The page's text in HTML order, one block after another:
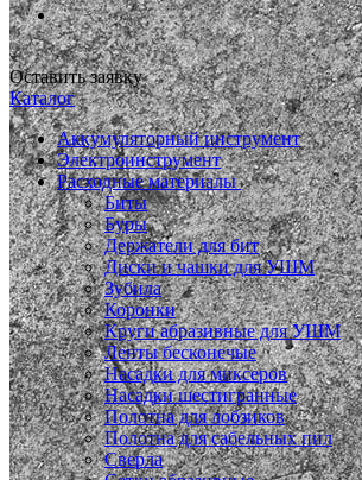
Оставить заявку
Каталог
Аккумуляторный инструмент
Электроинструмент
Расходные материалы
Биты
Буры
Держатели для бит
Диски и чашки для УШМ
Зубила
Коронки
Круги абразивные для УШМ
Ленты бесконечые
Насадки для миксеров
Насадки шестигранные
Полотна для лобзиков
Полотна для сабельных пил
Сверла